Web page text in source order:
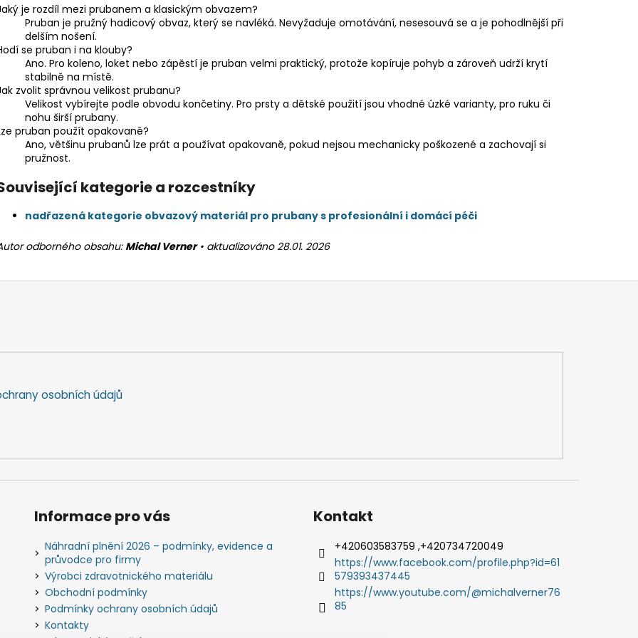
s
je rozdíl mezi prubanem a klasickým obvazem?
Pruban je pružný hadicový obvaz, který se navléká. Nevyžaduje omotávání, nesesouvá se a je pohodlnější při
delším nošení.
se pruban i na klouby?
Ano. Pro koleno, loket nebo zápěstí je pruban velmi praktický, protože kopíruje pohyb a zároveň udrží krytí
stabilně na místě.
zvolit správnou velikost prubanu?
Velikost vybírejte podle obvodu končetiny. Pro prsty a dětské použití jsou vhodné úzké varianty, pro ruku či
nohu širší prubany.
pruban použít opakovaně?
Ano, většinu prubanů lze prát a používat opakovaně, pokud nejsou mechanicky poškozené a zachovají si
pružnost.
kategorie a rozcestníky
nadřazená kategorie obvazový materiál pro prubany s profesionální i domácí péči
odborného obsahu:Michal Verner• aktualizováno 28.01. 2026
osobních údajů
Informace pro vás
Náhradní plnění 2026 – podmínky, evidence a
průvodce pro firmy
Výrobci zdravotnického materiálu
Obchodní podmínky
Podmínky ochrany osobních údajů
Kontakty
Kontakt
+420603583759 ,+420734720049
https://www.facebook.com/profile.php?id=61
579393437445
https://www.youtube.com/@michalverner76
85